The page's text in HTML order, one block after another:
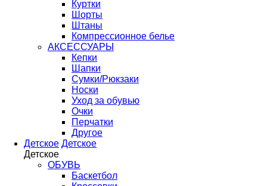
Куртки
Шорты
Штаны
Компрессионное белье
АКСЕССУАРЫ
Кепки
Шапки
Сумки/Рюкзаки
Носки
Уход за обувью
Очки
Перчатки
Другое
Детское Детское
Детское
ОБУВЬ
Баскетбол